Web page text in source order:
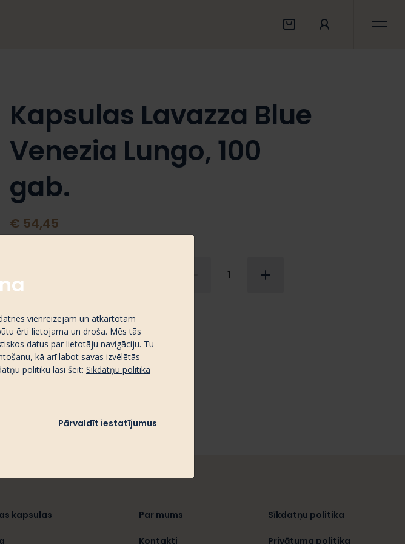
Kapsulas Lavazza Blue
Venezia Lungo, 100
gab.
€ 54,45
1
kapsulas Par mums
Kontakti
Sīkdatņu politika
Privātuma politika
vienreizējām un atkārtotām
ērti lietojama un droša. Mēs tās
datus par lietotāju navigāciju. Tu
kā arī labot savas izvēlētās
politiku lasi šeit: Sīkdatņu politika
Pārvaldīt iestatījumus